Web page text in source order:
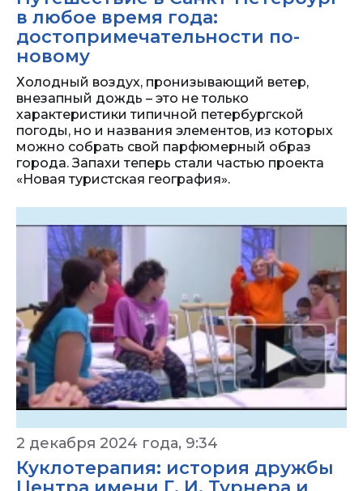
в любое время года:
достопримечательности по-
новому
Холодный воздух, пронизывающий ветер,
внезапный дождь – это не только
характеристики типичной петербургской
погоды, но и названия элементов, из которых
можно собрать свой парфюмерный образ
города. Запахи теперь стали частью проекта
«Новая туристская география».
2 декабря 2024 года, 9:34
Куклотерапия: история дружбы